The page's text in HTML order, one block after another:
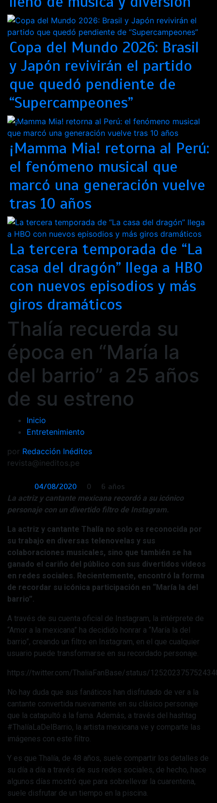
Copa del Mundo 2026: Brasil
y Japón revivirán el partido
que quedó pendiente de
“Supercampeones”
¡Mamma Mia! retorna al Perú:
el fenómeno musical que
marcó una generación vuelve
tras 10 años
La tercera temporada de “La
casa del dragón” llega a HBO
con nuevos episodios y más
giros dramáticos
Thalía recuerda su
época en “María la
del barrio” a 25 años
de su estreno
Inicio
Entretenimiento
por Redacción Inéditos
revista@ineditos.pe
04/08/2020 0 6 años
La actriz y cantante mexicana recordó a su icónico
personaje con un divertido filtro de Instagram.
La actriz y cantante Thalía no solo es reconocida por
su trabajo en diversas telenovelas y sus
colaboraciones musicales, sino que también se ha
ganado el cariño del público con sus divertidos videos
en redes sociales. Recientemente, encontró la forma
de recordar su icónica participación en “María la del
barrio”.
A través de su cuenta oficial de Instagram, la intérprete de
“Amor a la mexicana” ha decidido honrar a “María la del
barrio”, creando un filtro en Instagram, en el que cualquier
usuario puede transformarse en su recordado personaje.
https://twitter.com/ThaliaFanBase/status/
No hay duda que sus fanáticos han disfrutado de ver a la
cantante convertida nuevamente en su clásico personaje
que la catapultó a la fama. Además, a través del hashtag
#ThalíaLaDelBarrio, la artista mexicana ve y comparte las
imágenes con este filtro.
Y es que Thalía, de 48 años, suele compartir los detalles de
su día a día a través de sus redes sociales, de hecho, hace
algunos días mostró que para sobrellevar la cuarentena,
suele disfrutar de un tiempo en la piscina.